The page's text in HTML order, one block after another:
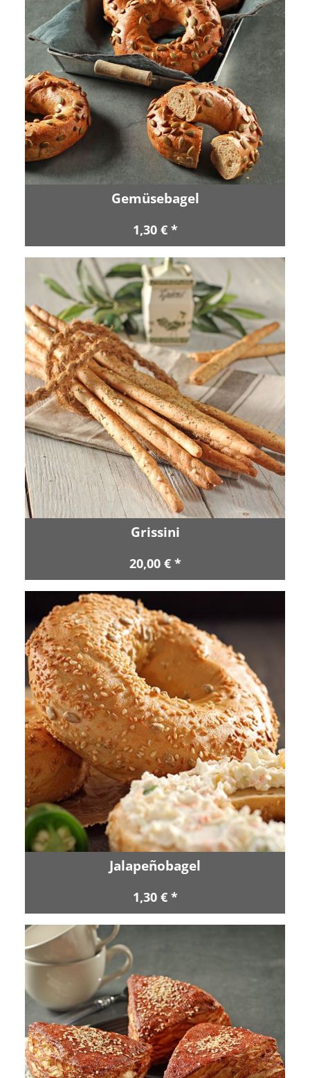
Gemüsebagel
1,30 € *
Grissini
20,00 € *
Jalapeñobagel
1,30 € *